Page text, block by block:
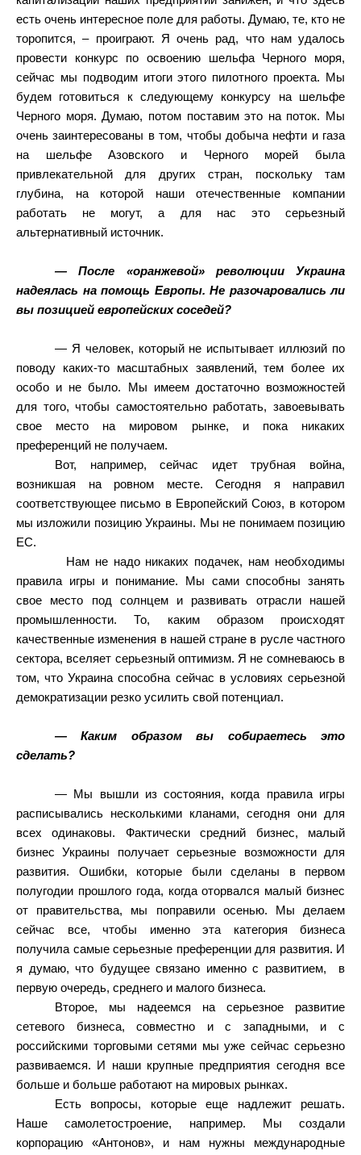
есть очень интересное поле для работы. Думаю, те, кто не
торопится, – проиграют. Я очень рад, что нам удалось
провести конкурс по освоению шельфа Черного моря,
сейчас мы подводим итоги этого пилотного проекта. Мы
будем готовиться к следующему конкурсу на шельфе
Черного моря. Думаю, потом поставим это на поток. Мы
очень заинтересованы в том, чтобы добыча нефти и газа
на шельфе Азовского и Черного морей была
привлекательной для других стран, поскольку там
глубина, на которой наши отечественные компании
работать не могут, а для нас это серьезный
альтернативный источник.
— После «оранжевой» революции Украина
надеялась на помощь Европы. Не разочаровались ли
вы позицией европейских соседей?
— Я человек, который не испытывает иллюзий по
поводу каких-то масштабных заявлений, тем более их
особо и не было. Мы имеем достаточно возможностей
для того, чтобы самостоятельно работать, завоевывать
свое место на мировом рынке, и пока никаких
преференций не получаем.
Вот, например, сейчас идет трубная война,
возникшая на ровном месте. Сегодня я направил
соответствующее письмо в Европейский Союз, в котором
мы изложили позицию Украины. Мы не понимаем позицию
ЕС.
Нам не надо никаких подачек, нам необходимы
правила игры и понимание. Мы сами способны занять
свое место под солнцем и развивать отрасли нашей
промышленности. То, каким образом происходят
качественные изменения в нашей стране в русле частного
сектора, вселяет серьезный оптимизм. Я не сомневаюсь в
том, что Украина способна сейчас в условиях серьезной
демократизации резко усилить свой потенциал.
— Каким образом вы собираетесь это
сделать?
— Мы вышли из состояния, когда правила игры
расписывались несколькими кланами, сегодня они для
всех одинаковы. Фактически средний бизнес, малый
бизнес Украины получает серьезные возможности для
развития. Ошибки, которые были сделаны в первом
полугодии прошлого года, когда оторвался малый бизнес
от правительства, мы поправили осенью. Мы делаем
сейчас все, чтобы именно эта категория бизнеса
получила самые серьезные преференции для развития. И
я думаю, что будущее связано именно с развитием,
в
первую очередь, среднего и малого бизнеса.
Второе, мы надеемся на серьезное развитие
сетевого бизнеса, совместно и с западными, и с
российскими торговыми сетями мы уже сейчас серьезно
развиваемся. И наши крупные предприятия сегодня все
больше и больше работают на мировых рынках.
Есть вопросы, которые еще надлежит решать.
Наше самолетостроение, например. Мы создали
корпорацию «Антонов», и нам нужны международные